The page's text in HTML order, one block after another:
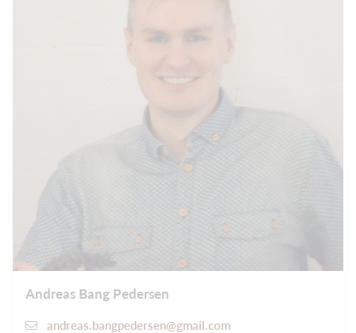
Andreas Bang Pedersen
andreas.bangpedersen@gmail.com